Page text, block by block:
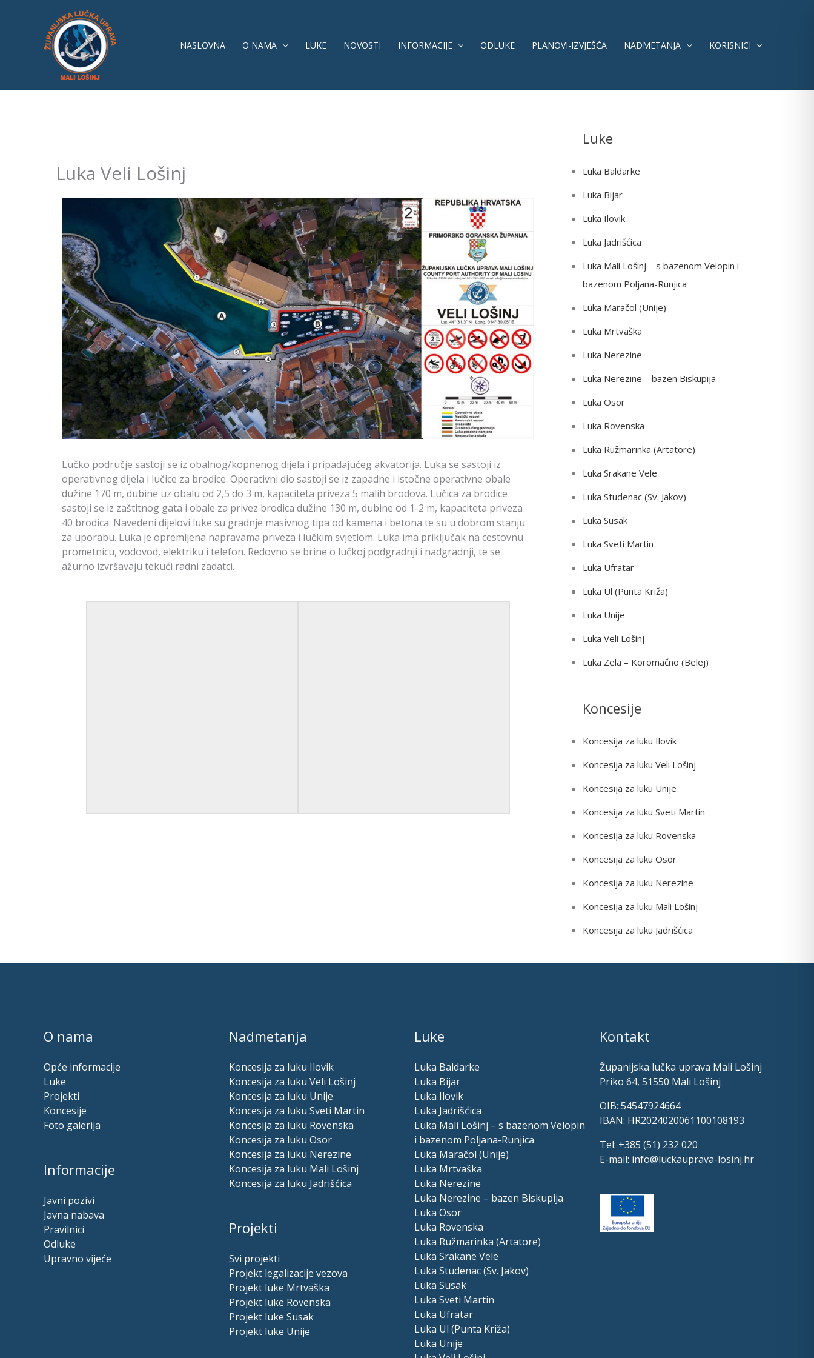
NASLOVNA O NAMA LUKE NOVOSTI INFORMACIJE ODLUKE PLANOVI-IZVJEŠĆA NADMETANJA KORISNICI
Luka Veli Lošinj
Lučko područje sastoji se iz obalnog/kopnenog dijela i pripadajućeg akvatorija. Luka se sastoji iz
operativnog dijela i lučice za brodice. Operativni dio sastoji se iz zapadne i istočne operativne obale
dužine 170 m, dubine uz obalu od 2,5 do 3 m, kapaciteta priveza 5 malih brodova. Lučica za brodice
sastoji se iz zaštitnog gata i obale za privez brodica dužine 130 m, dubine od 1-2 m, kapaciteta priveza
40 brodica. Navedeni dijelovi luke su gradnje masivnog tipa od kamena i betona te su u dobrom stanju
za uporabu. Luka je opremljena napravama priveza i lučkim svjetlom. Luka ima priključak na cestovnu
prometnicu, vodovod, elektriku i telefon. Redovno se brine o lučkoj podgradnji i nadgradnji, te se
ažurno izvršavaju tekući radni zadatci.
Luke
Luka Baldarke
Luka Bijar
Luka Ilovik
Luka Jadrišćica
Luka Mali Lošinj – s bazenom Velopin i
bazenom Poljana-Runjica
Luka Maračol (Unije)
Luka Mrtvaška
Luka Nerezine
Luka Nerezine – bazen Biskupija
Luka Osor
Luka Rovenska
Luka Ružmarinka (Artatore)
Luka Srakane Vele
Luka Studenac (Sv. Jakov)
Luka Susak
Luka Sveti Martin
Luka Ufratar
Luka Ul (Punta Križa)
Luka Unije
Luka Veli Lošinj
Luka Zela – Koromačno (Belej)
Koncesije
Koncesija za luku Ilovik
Koncesija za luku Veli Lošinj
Koncesija za luku Unije
Koncesija za luku Sveti Martin
Koncesija za luku Rovenska
Koncesija za luku Osor
Koncesija za luku Nerezine
Koncesija za luku Mali Lošinj
Koncesija za luku Jadrišćica
O nama
Opće informacije
Luke
Projekti
Koncesije
Foto galerija
Informacije
Javni pozivi
Javna nabava
Pravilnici
Odluke
Upravno vijeće
Nadmetanja
Koncesija za luku Ilovik
Koncesija za luku Veli Lošinj
Koncesija za luku Unije
Koncesija za luku Sveti Martin
Koncesija za luku Rovenska
Koncesija za luku Osor
Koncesija za luku Nerezine
Koncesija za luku Mali Lošinj
Koncesija za luku Jadrišćica
Projekti
Svi projekti
Projekt legalizacije vezova
Projekt luke Mrtvaška
Projekt luke Rovenska
Projekt luke Susak
Projekt luke Unije
Luke
Luka Baldarke
Luka Bijar
Luka Ilovik
Luka Jadrišćica
Luka Mali Lošinj – s bazenom Velopin
i bazenom Poljana-Runjica
Luka Maračol (Unije)
Luka Mrtvaška
Luka Nerezine
Luka Nerezine – bazen Biskupija
Luka Osor
Luka Rovenska
Luka Ružmarinka (Artatore)
Luka Srakane Vele
Luka Studenac (Sv. Jakov)
Luka Susak
Luka Sveti Martin
Luka Ufratar
Luka Ul (Punta Križa)
Luka Unije
Kontakt
Županijska lučka uprava Mali Lošinj
Priko 64, 51550 Mali Lošinj
OIB: 54547924664
IBAN: HR2024020061100108193
Tel: +385 (51) 232 020
E-mail: info@luckauprava-losinj.hr